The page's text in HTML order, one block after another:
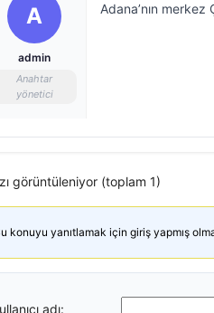
A
admin
Anahtar
yönetici
Adana’nın
görüntüleniyor (toplam 1)
konuyu yanıtlamak için giriş yapmış
adı: